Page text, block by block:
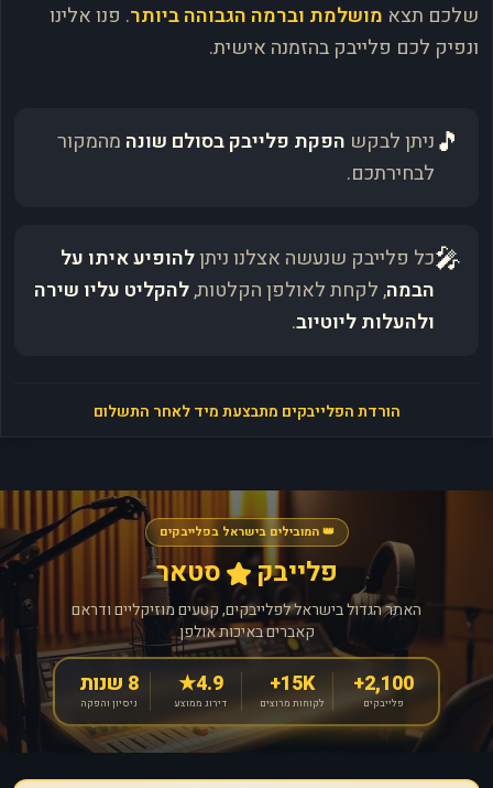
שלכם תצא מושלמת וברמה הגבוהה ביותר. פנו אלינו
ונפיק לכם פלייבק בהזמנה אישית.
🎵ניתן לבקש הפקת פלייבק בסולם שונה מהמקור
לבחירתכם.
🎤כל פלייבק שנעשה אצלנו ניתןלהופיע איתו על
הבמה, לקחת לאולפן הקלטות,להקליט עליו שירה
ולהעלות ליוטיוב.
הורדת הפלייבקים מתבצעת מיד לאחר התשלום
👑 המובילים בישראל בפלייבקים
פלייבק סטאר
האתר הגדול בישראל לפלייבקים, קטעים מוזיקליים ודראם
קאברים באיכות אולפן
2,100+
פלייבקים
15K+
לקוחות מרוצים
4.9★
דירוג ממוצע
8 שנות
ניסיון והפקה